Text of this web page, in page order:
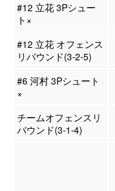
#12 立花 3Pシュー
ト×
#12 立花 オフェンス
リバウンド(3-2-5)
#6 河村 3Pシュート
×
チームオフェンスリ
バウンド(3-1-4)